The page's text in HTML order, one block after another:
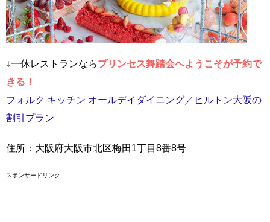
↓一休レストランならプリンセス舞踏会へようこそが予約で
きる！
フォルク キッチン オールデイダイニング／ヒルトン大阪の
割引プラン
住所：大阪府大阪市北区梅田1丁目8番8号
スポンサードリンク